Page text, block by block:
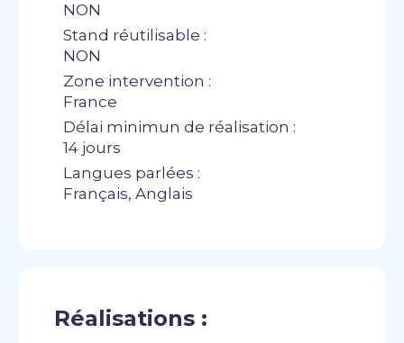
NON
Stand réutilisable :
NON
Zone intervention :
France
Délai minimun de réalisation :
14 jours
Langues parlées :
Français, Anglais
Réalisations :